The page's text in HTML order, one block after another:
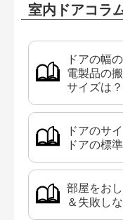
室内ドアコラ
ドアの幅
電製品の
サイズは？
ドアのサ
ドアの標
部屋をお
＆失敗し